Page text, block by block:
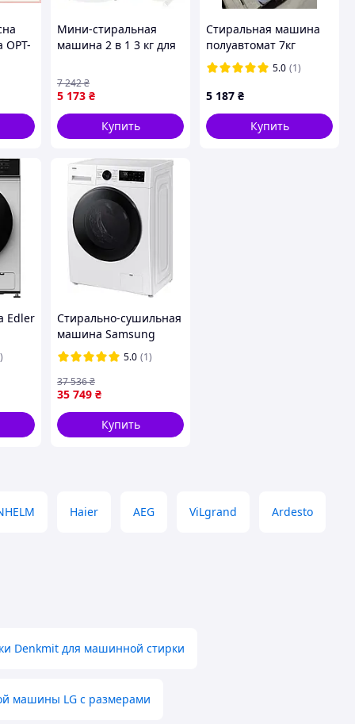
Мини-стиральная
машина 2 в 1 3 кг для
PS-8873
5 173 ₴
7 242₴
Купить
Стиральная машина
полуавтомат 7кг
вертикальная
ViLgrand V107-25SN
однобаковая таймер
5.0 (1)
5 187 ₴
Купить
Edler
Стирально-сушильная
машина Samsung
WD90DG5G34BELE
5.0 (1)
35 749 ₴
37 536₴
Купить
Haier AEG ViLgrand Ardesto
Denkmit для машинной стирки
машины LG с размерами